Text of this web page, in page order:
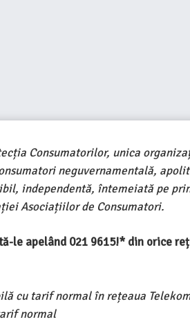
Consumatorilor, unica
neguvernamentală,
independentă, întemeiată pe
Asociațiilor de Consumatori.
le apelând 021 9615!* din orice
cu tarif normal în rețeaua
normal